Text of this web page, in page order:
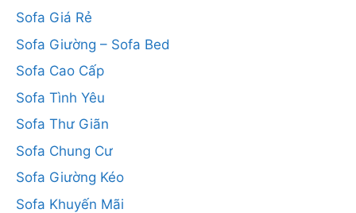
Sofa Giá Rẻ
Sofa Giường – Sofa Bed
Sofa Cao Cấp
Sofa Tình Yêu
Sofa Thư Giãn
Sofa Chung Cư
Sofa Giường Kéo
Sofa Khuyến Mãi